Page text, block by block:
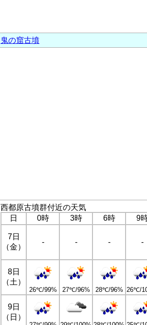
鬼の窟古墳
西都原古墳群付近の天気
日
0時 3時 6時 9
7日
（金）
- - - -
8日
（土）
26℃/99% 27℃/96% 28℃/96% 26℃/
9日
（日）